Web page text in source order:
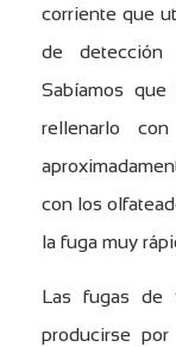
corriente que
de
Sabíamos
rellenarlo
con los
la fuga muy
Las fugas de
producirse